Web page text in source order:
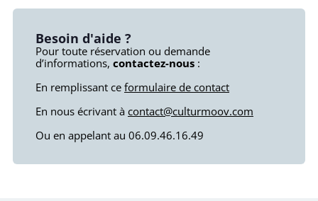
Besoin d'aide ?
Pour toute réservation ou demande
d’informations, contactez-nous :
En remplissant ce formulaire de contact
En nous écrivant à contact@culturmoov.com
Ou en appelant au 06.09.46.16.49